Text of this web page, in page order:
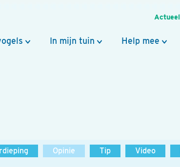
Actueel
In mijn tuin Help mee
Opinie Tip Video